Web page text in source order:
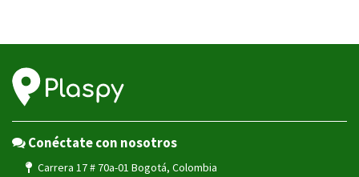
Conéctate con nosotros
Carrera 17 # 70a-01 Bogotá, Colombia